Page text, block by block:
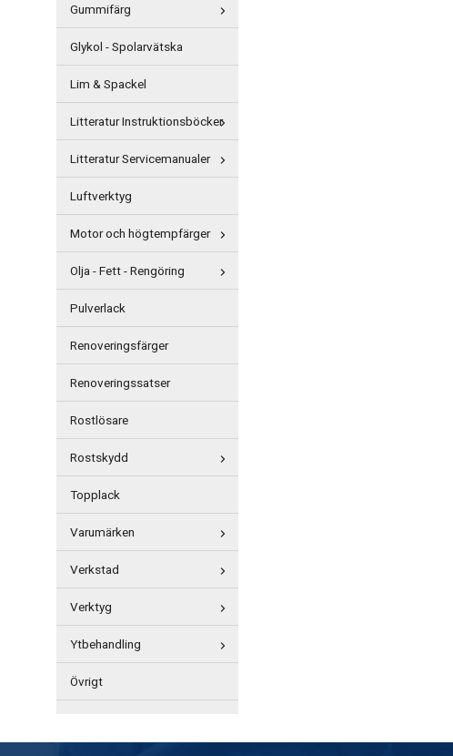
Gummifärg
Glykol - Spolarvätska
Lim & Spackel
Litteratur Instruktionsböcker
Litteratur Servicemanualer
Luftverktyg
Motor och högtempfärger
Olja - Fett - Rengöring
Pulverlack
Renoveringsfärger
Renoveringssatser
Rostlösare
Rostskydd
Topplack
Varumärken
Verkstad
Verktyg
Ytbehandling
Övrigt